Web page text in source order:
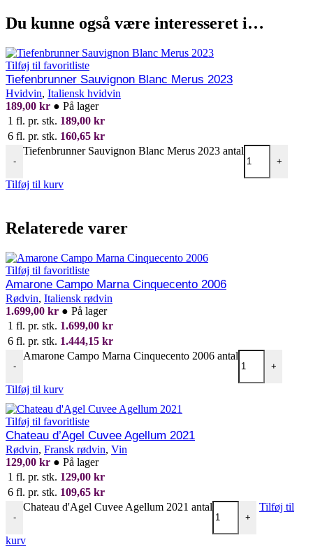
Du kunne også være interesseret i…
Tilføj til favoritliste
Tiefenbrunner Sauvignon Blanc Merus 2023
Hvidvin, Italiensk hvidvin
189,00 kr ● På lager
1 fl. pr. stk. 189,00 kr
6 fl. pr. stk. 160,65 kr
-
Tiefenbrunner Sauvignon Blanc Merus 2023 antal
+
Tilføj til kurv
Relaterede varer
Tilføj til favoritliste
Amarone Campo Marna Cinquecento 2006
Rødvin, Italiensk rødvin
1.699,00 kr ● På lager
1 fl. pr. stk. 1.699,00 kr
6 fl. pr. stk. 1.444,15 kr
-
Amarone Campo Marna Cinquecento 2006 antal
+
Tilføj til kurv
Tilføj til favoritliste
Chateau d’Agel Cuvee Agellum 2021
Rødvin, Fransk rødvin, Vin
129,00 kr ● På lager
1 fl. pr. stk. 129,00 kr
6 fl. pr. stk. 109,65 kr
-
Chateau d'Agel Cuvee Agellum 2021 antal
+
Tilføj til
kurv